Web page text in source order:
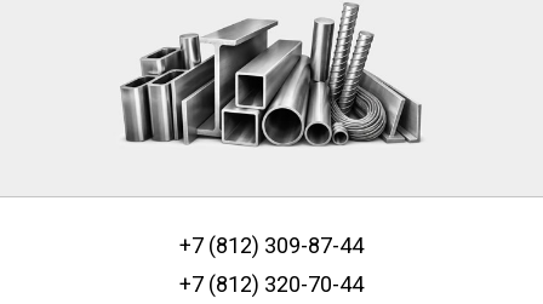
+7 (812) 309-87-44
+7 (812) 320-70-44